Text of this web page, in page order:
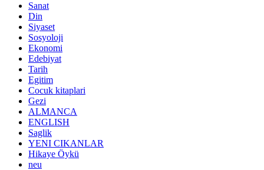
Sanat
Din
Siyaset
Sosyoloji
Ekonomi
Edebiyat
Tarih
Egitim
Cocuk kitaplari
Gezi
ALMANCA
ENGLISH
Saglik
YENI CIKANLAR
Hikaye Öykü
neu